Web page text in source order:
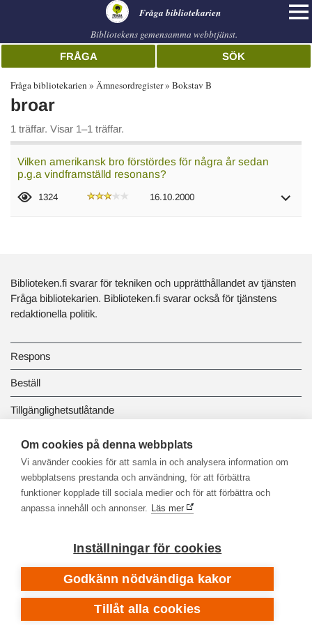
Fråga bibliotekarien
Bibliotekens gemensamma webbtjänst.
FRÅGA SÖK
Fråga bibliotekarien Ämnesordregister Bokstav B
broar
1 träffar. Visar 1–1 träffar.
Vilken amerikansk bro förstördes för några år sedan
p.g.a vindframställd resonans?
1324 16.10.2000
Biblioteken.fi svarar för tekniken och upprätthållandet av tjänsten
Fråga bibliotekarien. Biblioteken.fi svarar också för tjänstens
redaktionella politik.
Respons
Beställ
Tillgänglighetsutlåtande
Dataskydd och registerbeskrivningar
Länkbiblioteket
Om cookies på denna webbplats
Vi använder cookies för att samla in och analysera information om
webbplatsens prestanda och användning, för att förbättra
funktioner kopplade till sociala medier och för att förbättra och
anpassa innehåll och annonser. Läs mer
Inställningar för cookies
Godkänn nödvändiga kakor
Tillåt alla cookies